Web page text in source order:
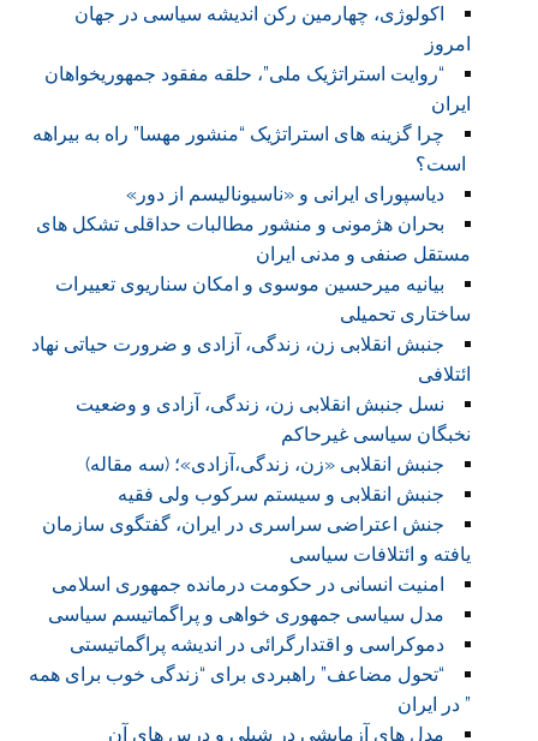
اکولوژی، چهارمین رکن اندیشه سیاسی در جهان
امروز
“روایت استراتژیک ملی”، حلقه مفقود جمهوریخواهان
ایران
چرا گزینه های استراتژیک “منشور مهسا” راه به بیراهه
است؟
دیاسپورای ایرانی و «ناسیونالیسم از دور»
بحران هژمونی و منشور مطالبات حداقلی تشکل های
مستقل صنفی و مدنی ایران
بیانیه میرحسین موسوی و امکان سناریوی تعییرات
ساختاری تحمیلی
جنبش انقلابی زن، زندگی، آزادی و ضرورت حیاتی نهاد
ائتلافی
نسل جنبش انقلابی زن، زندگی، آزادی و وضعیت
نخبگان سیاسی غیرحاکم
جنبش انقلابی «زن، زندگی،آزادی»؛ (سه مقاله)
جنبش انقلابی و سیستم سرکوب ولی فقیه
جنش اعتراضی سراسری در ایران، گفتگوی سازمان
یافته و ائتلافات سیاسی
امنیت انسانی در حکومت درمانده جمهوری اسلامی
مدل سیاسی جمهوری خواهی و پراگماتیسم سیاسی
دموکراسی و اقتدارگرائی در اندیشه پراگماتیستی
“تحول مضاعف” راهبردی برای “زندگی خوب برای همه
” در ایران
مدل های آزمایشی در شیلی و درس های آن